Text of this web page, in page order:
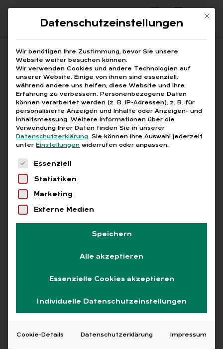
Suchfeld
Suchen
Breadcrumb-Navigation
STARTSEITE ARBEITGEBERPFLICHTEN NACHWEISE
Alle Bei­trä­ge mit dem
Schlag­wort „Ar­beit­ge­
ber­pflich­ten Nach­wei­se“
Alle Free Abo L+G +
Keine Beiträge gefunden
Mit
Datenschutzeinstellungen
Wir benötigen Ihre Zustimmung, bevor Sie unsere
Website weiter besuchen können.
Wir verwenden Cookies und andere Technologien auf
unserer Website. Einige von ihnen sind essenziell,
während andere uns helfen, diese Website und Ihre
Erfahrung zu verbessern. Personenbezogene Daten
können verarbeitet werden (z. B. IP-Adressen), z. B. für
personalisierte Anzeigen und Inhalte oder Anzeigen- und
Inhaltsmessung. Weitere Informationen über die
Verwendung Ihrer Daten finden Sie in unserer
Datenschutzerklärung. Sie können Ihre Auswahl jederzeit
unter Einstellungen widerrufen oder anpassen.
Es folgt eine Liste der Service-Gruppen, für
Essenziell
Statistiken
Marketing
Externe Medien
Speichern
Alle akzeptieren
Essenzielle Cookies akzeptieren
Individuelle Datenschutzeinstellungen
Cookie-Details Datenschutzerklärung Impressum